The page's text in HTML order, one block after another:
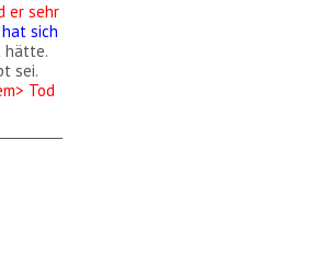
er sehr
sich
hätte.
sei.
Tod